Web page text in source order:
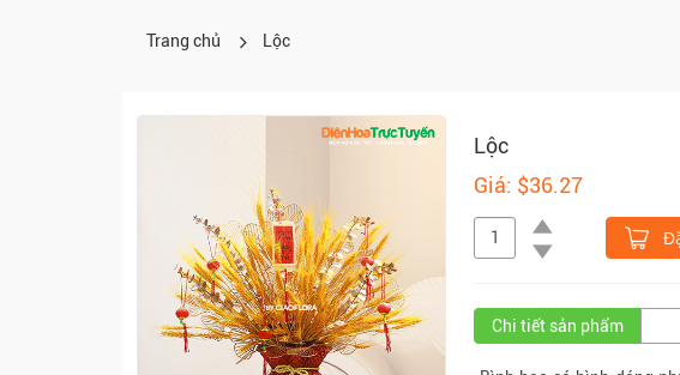
Trang chủ Lộc
Lộc
Giá: $36.27
Chi tiết sản phẩm